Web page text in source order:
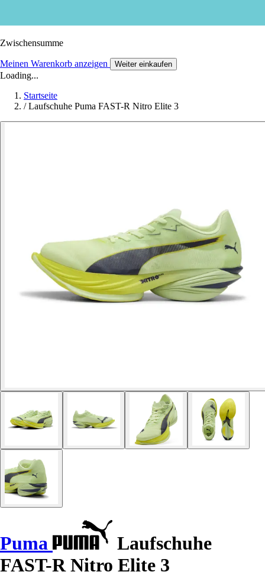
Zwischensumme
Meinen Warenkorb anzeigen Weiter einkaufen
Loading...
Startseite
/ Laufschuhe Puma FAST-R Nitro Elite 3
Puma
Laufschuhe
FAST-R Nitro Elite 3